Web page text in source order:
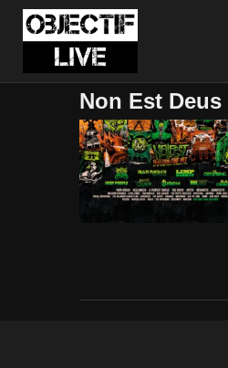
Non Est Deus